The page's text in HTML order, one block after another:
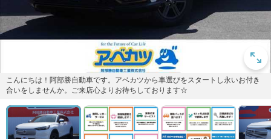
こんにちは！阿部勝自動車です。アベカツから車選びをスタートし永いお付き
合いをしませんか。ご来店心よりお待ちしております☆